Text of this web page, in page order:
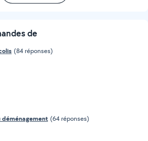
de
(84 réponses)
déménagement (64 réponses)